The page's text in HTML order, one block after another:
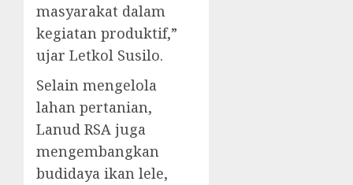
masyarakat dalam
kegiatan produktif,”
ujar Letkol Susilo.
Selain mengelola
lahan pertanian,
Lanud RSA juga
mengembangkan
budidaya ikan lele,